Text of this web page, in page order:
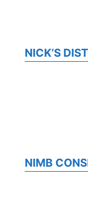
NICK’S
NIMB